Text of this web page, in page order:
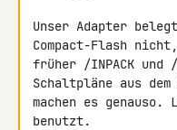
Unser Adapter
Compact-Flash
früher /INPACK und
Schaltpläne aus
machen es genauso.
benutzt.